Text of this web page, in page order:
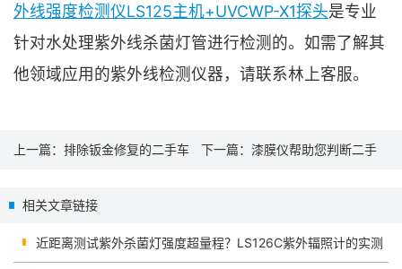
外线强度检测仪LS125主机+UVCWP-X1探头是专业
针对水处理紫外线杀菌灯管进行检测的。如需了解其
他领域应用的紫外线检测仪器，请联系林上客服。
上一篇： 排除钣金修复的二手车 下一篇： 漆膜仪帮助您判断二手
相关文章链接
近距离测试紫外杀菌灯强度超量程？LS126C紫外辐照计的实测